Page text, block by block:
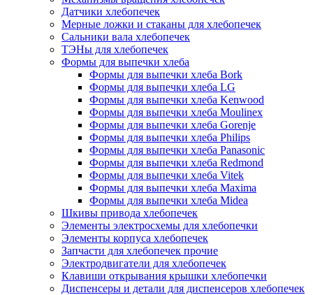
Датчики хлебопечек
Мерные ложки и стаканы для хлебопечек
Сальники вала хлебопечек
ТЭНы для хлебопечек
Формы для выпечки хлеба
Формы для выпечки хлеба Bork
Формы для выпечки хлеба LG
Формы для выпечки хлеба Kenwood
Формы для выпечки хлеба Moulinex
Формы для выпечки хлеба Gorenje
Формы для выпечки хлеба Philips
Формы для выпечки хлеба Panasonic
Формы для выпечки хлеба Redmond
Формы для выпечки хлеба Vitek
Формы для выпечки хлеба Maxima
Формы для выпечки хлеба Midea
Шкивы привода хлебопечек
Элементы электросхемы для хлебопечки
Элементы корпуса хлебопечек
Запчасти для хлебопечек прочие
Электродвигатели для хлебопечек
Клавиши открывания крышки хлебопечки
Диспенсеры и детали для диспенсеров хлебопечек